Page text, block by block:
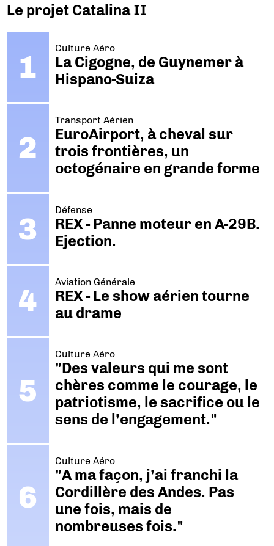
Le projet Catalina II
Culture Aéro
La Cigogne, de Guynemer à
Hispano-Suiza
Transport Aérien
EuroAirport, à cheval sur
trois frontières, un
octogénaire en grande forme
Défense
REX - Panne moteur en A-29B.
Ejection.
Aviation Générale
REX - Le show aérien tourne
au drame
Culture Aéro
"Des valeurs qui me sont
chères comme le courage, le
patriotisme, le sacrifice ou le
sens de l’engagement."
Culture Aéro
"A ma façon, j’ai franchi la
Cordillère des Andes. Pas
une fois, mais de
nombreuses fois."